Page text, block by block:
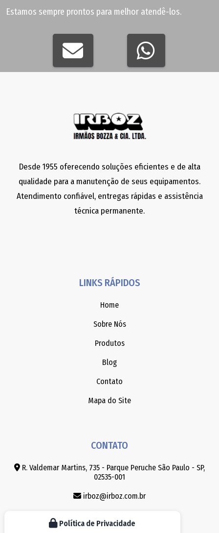
Estamos sempre prontos para melhor atendê-los.
Desde 1955 oferecendo soluções eficientes e de alta
qualidade para a manutenção de seus equipamentos.
Atendimento confiável, entregas rápidas e assistência
técnica permanente.
LINKS RÁPIDOS
Home
Sobre Nós
Produtos
Blog
Contato
Mapa do Site
CONTATO
R. Valdemar Martins, 735 - Parque Peruche São Paulo - SP,
02535-001
irboz@irboz.com.br
Política de Privacidade